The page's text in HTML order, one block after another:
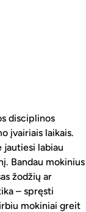
disciplinos
įvairiais laikais.
jautiesi labiau
Bandau mokinius
žodžių ar
– spręsti
mokiniai greit